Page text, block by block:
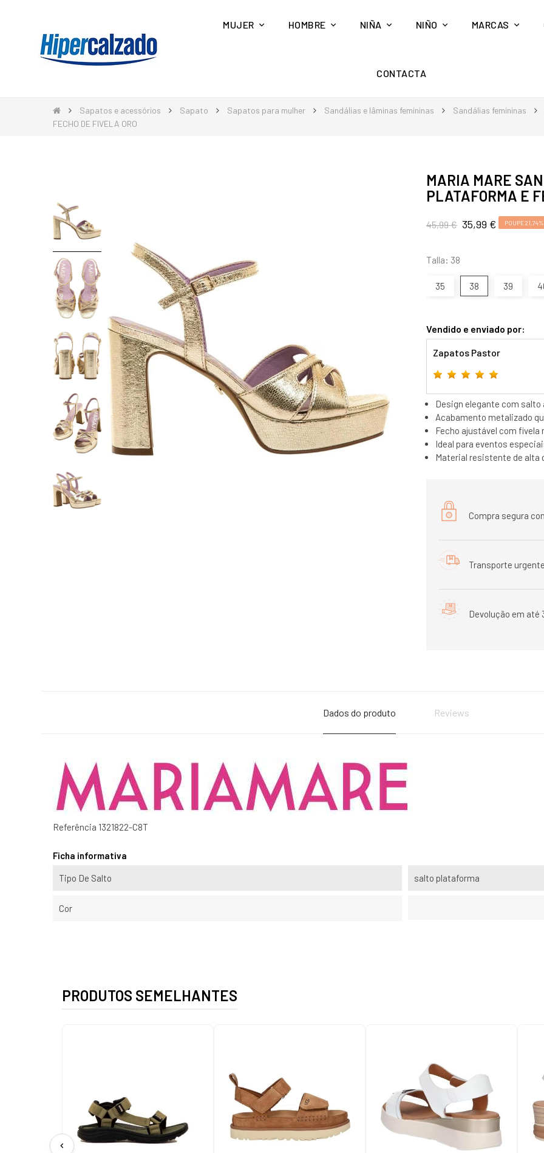
MUJER HOMBRE NIÑA NIÑO MARCAS
CONTACTA
Sapatos e acessórios Sapato Sapatos para mulher Sandálias e lâminas femininas Sandálias femininas
FECHO DE FIVELA ORO
MARIA MARE
PLATAFORMA E
45,99 € 35,99 € POUPE 21,74%
Talla: 38
35 38 39
Vendido e enviado por:
Zapatos Pastor
Design elegante com
Acabamento metalizado
Fecho ajustável com fivela
Ideal para eventos
Material resistente de alta
Compra segura
Transporte
Devolução em até
Dados do produto Reviews
Referência 1321822-C8T
Ficha informativa
Tipo De Salto salto plataforma
Cor
PRODUTOS SEMELHANTES
chevron_left